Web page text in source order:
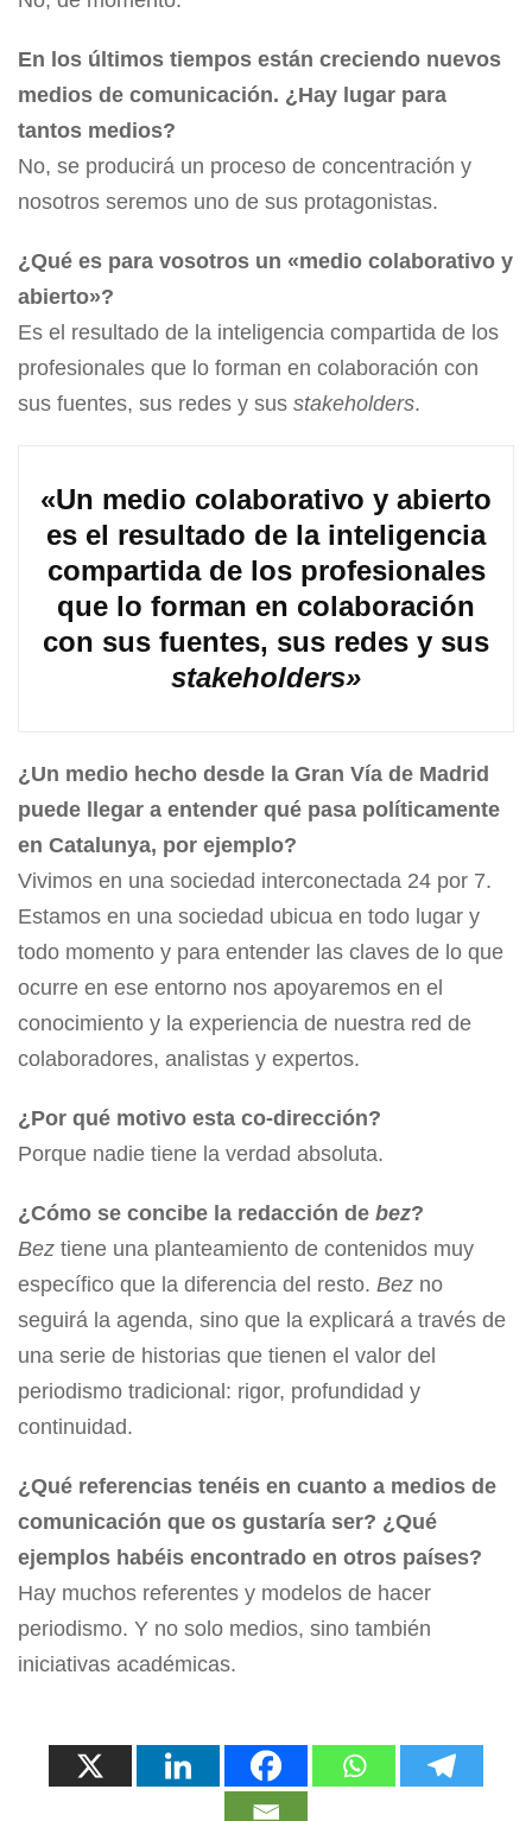
En los últimos tiempos están creciendo nuevos
medios de comunicación. ¿Hay lugar para
tantos medios?
No, se producirá un proceso de concentración y
nosotros seremos uno de sus protagonistas.
¿Qué es para vosotros un «medio colaborativo y
abierto»?
Es el resultado de la inteligencia compartida de los
profesionales que lo forman en colaboración con
sus fuentes, sus redes y sus stakeholders.
«Un medio colaborativo y abierto
es el resultado de la inteligencia
compartida de los profesionales
que lo forman en colaboración
con sus fuentes, sus redes y sus
stakeholders»
¿Un medio hecho desde la Gran Vía de Madrid
puede llegar a entender qué pasa políticamente
en Catalunya, por ejemplo?
Vivimos en una sociedad interconectada 24 por 7.
Estamos en una sociedad ubicua en todo lugar y
todo momento y para entender las claves de lo que
ocurre en ese entorno nos apoyaremos en el
conocimiento y la experiencia de nuestra red de
colaboradores, analistas y expertos.
¿Por qué motivo esta co-dirección?
Porque nadie tiene la verdad absoluta.
¿Cómo se concibe la redacción de bez?
Bez tiene una planteamiento de contenidos muy
específico que la diferencia del resto. Bez no
seguirá la agenda, sino que la explicará a través de
una serie de historias que tienen el valor del
periodismo tradicional: rigor, profundidad y
continuidad.
¿Qué referencias tenéis en cuanto a medios de
comunicación que os gustaría ser? ¿Qué
ejemplos habéis encontrado en otros países?
Hay muchos referentes y modelos de hacer
periodismo. Y no solo medios, sino también
iniciativas académicas.